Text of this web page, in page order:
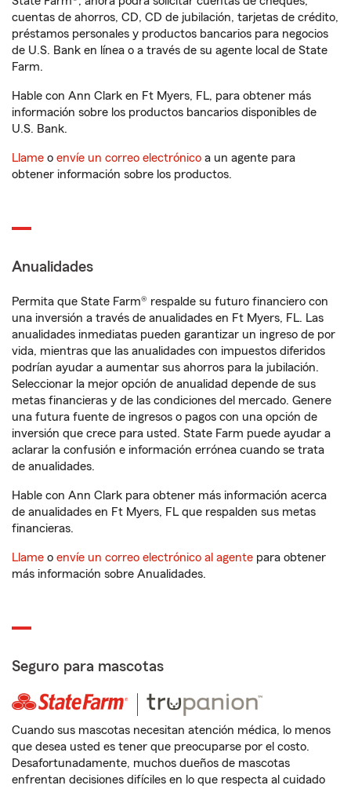
cuentas de ahorros, CD, CD de jubilación, tarjetas de crédito,
préstamos personales y productos bancarios para negocios
de U.S. Bank en línea o a través de su agente local de State
Farm.
Hable con Ann Clark en Ft Myers, FL, para obtener más
información sobre los productos bancarios disponibles de
U.S. Bank.
Llame o envíe un correo electrónico a un agente para
obtener información sobre los productos.
Anualidades
Permita que State Farm® respalde su futuro financiero con
una inversión a través de anualidades en Ft Myers, FL. Las
anualidades inmediatas pueden garantizar un ingreso de por
vida, mientras que las anualidades con impuestos diferidos
podrían ayudar a aumentar sus ahorros para la jubilación.
Seleccionar la mejor opción de anualidad depende de sus
metas financieras y de las condiciones del mercado. Genere
una futura fuente de ingresos o pagos con una opción de
inversión que crece para usted. State Farm puede ayudar a
aclarar la confusión e información errónea cuando se trata
de anualidades.
Hable con Ann Clark para obtener más información acerca
de anualidades en Ft Myers, FL que respalden sus metas
financieras.
Llame o envíe un correo electrónico al agente para obtener
más información sobre Anualidades.
Seguro para mascotas
Cuando sus mascotas necesitan atención médica, lo menos
que desea usted es tener que preocuparse por el costo.
Desafortunadamente, muchos dueños de mascotas
enfrentan decisiones difíciles en lo que respecta al cuidado